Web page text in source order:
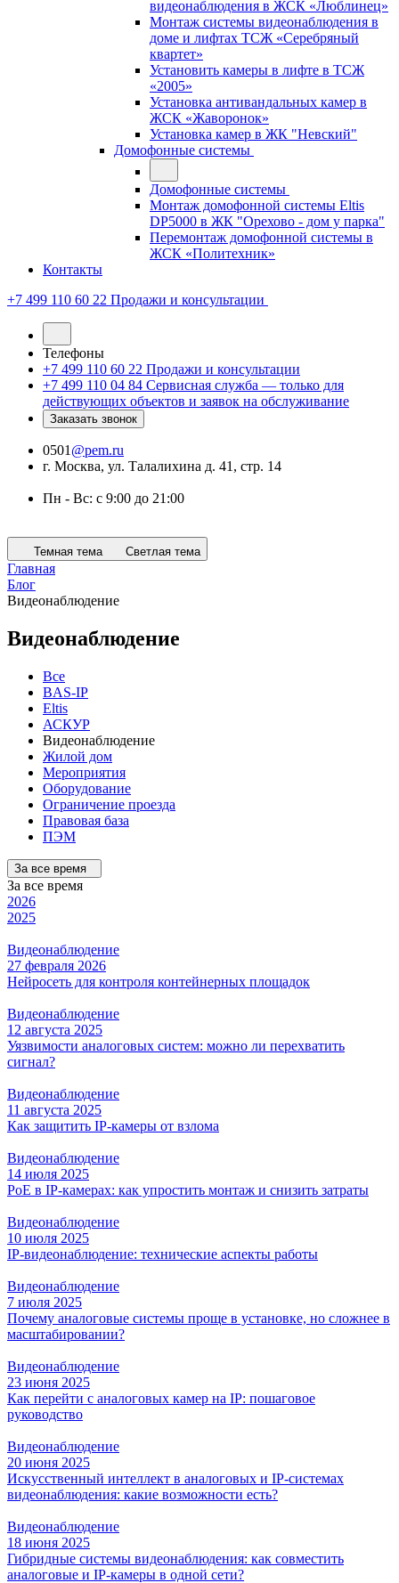
видеонаблюдения в ЖСК «Люблинец»
Монтаж системы видеонаблюдения в
доме и лифтах ТСЖ «Серебряный
квартет»
Установить камеры в лифте в ТСЖ
«2005»
Установка антивандальных камер в
ЖСК «Жаворонок»
Установка камер в ЖК "Невский"
Домофонные системы
Домофонные системы
Монтаж домофонной системы Eltis
DP5000 в ЖК "Орехово - дом у парка"
Перемонтаж домофонной системы в
ЖСК «Политехник»
Контакты
+7 499 110 60 22 Продажи и консультации
Телефоны
+7 499 110 60 22 Продажи и консультации
+7 499 110 04 84 Сервисная служба — только для
действующих объектов и заявок на обслуживание
Заказать звонок
0501 @pem.ru
г. Москва, ул. Талалихина д. 41, стр. 14
Пн - Вс: с 9:00 до 21:00
Темная тема Светлая тема
Главная
Блог
Видеонаблюдение
Видеонаблюдение
Все
BAS-IP
Eltis
АСКУР
Видеонаблюдение
Жилой дом
Мероприятия
Оборудование
Ограничение проезда
Правовая база
ПЭМ
За все время
За все время
2026
2025
Видеонаблюдение
27 февраля 2026
Нейросеть для контроля контейнерных площадок
Видеонаблюдение
12 августа 2025
Уязвимости аналоговых систем: можно ли перехватить
сигнал?
Видеонаблюдение
11 августа 2025
Как защитить IP-камеры от взлома
Видеонаблюдение
14 июля 2025
РоЕ в IP-камерах: как упростить монтаж и снизить затраты
Видеонаблюдение
10 июля 2025
IP-видеонаблюдение: технические аспекты работы
Видеонаблюдение
7 июля 2025
Почему аналоговые системы проще в установке, но сложнее в
масштабировании?
Видеонаблюдение
23 июня 2025
Как перейти с аналоговых камер на IP: пошаговое
руководство
Видеонаблюдение
20 июня 2025
Искусственный интеллект в аналоговых и IP-системах
видеонаблюдения: какие возможности есть?
Видеонаблюдение
18 июня 2025
Гибридные системы видеонаблюдения: как совместить
аналоговые и IP-камеры в одной сети?